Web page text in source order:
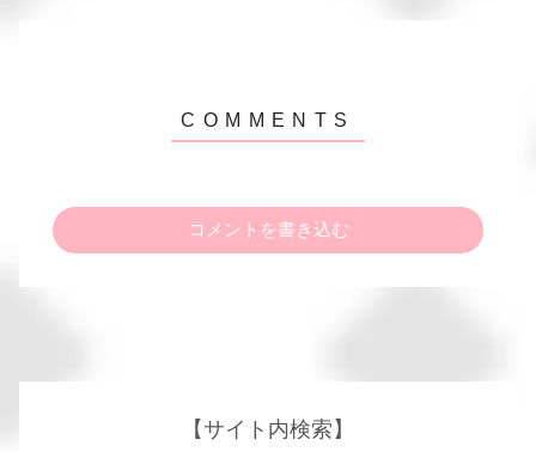
コメントを書き込む
【サイト内検索】